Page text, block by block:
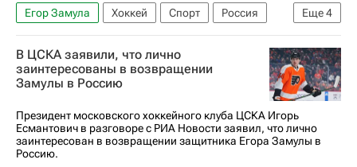
Еще4
Егор Замула Хоккей Спорт
Россия
Игорь Есмантович
Коламбус Блю Джекетс
Национальная хоккейная лига (НХЛ)
КХЛ 2025-2026
В ЦСКА заявили, что лично
заинтересованы в возвращении
Замулы в Россию
Президент московского хоккейного клуба ЦСКА Игорь
Есмантович в разговоре с РИА Новости заявил, что лично
заинтересован в возвращении защитника Егора Замулы в
Россию.